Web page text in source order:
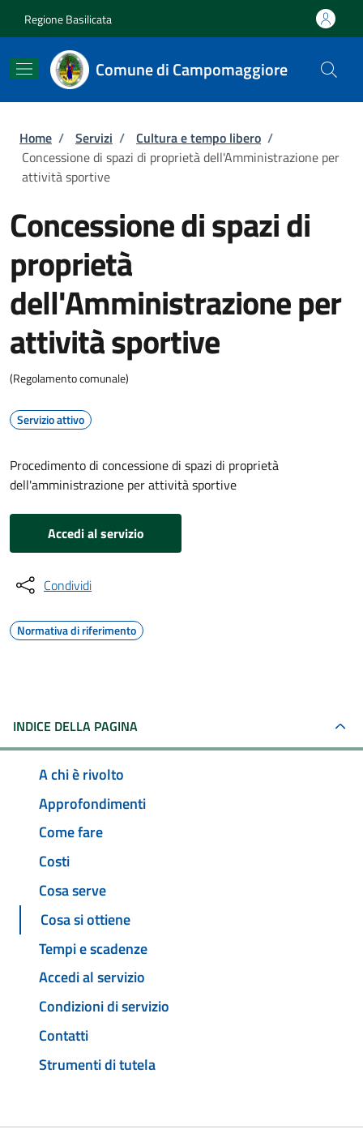
Regione Basilicata
Comune di Campomaggiore
Briciole di pane
Home / Servizi / Cultura e tempo libero /
Concessione di spazi di proprietà dell'Amministrazione per
attività sportive
Concessione di spazi di
proprietà
dell'Amministrazione per
attività sportive
(Regolamento comunale)
Servizio attivo
Procedimento di concessione di spazi di proprietà
dell'amministrazione per attività sportive
Accedi al servizio
Condividi
Normativa di riferimento
INDICE DELLA PAGINA
A chi è rivolto
Approfondimenti
Come fare
Costi
Cosa serve
Cosa si ottiene
Tempi e scadenze
Accedi al servizio
Condizioni di servizio
Contatti
Strumenti di tutela